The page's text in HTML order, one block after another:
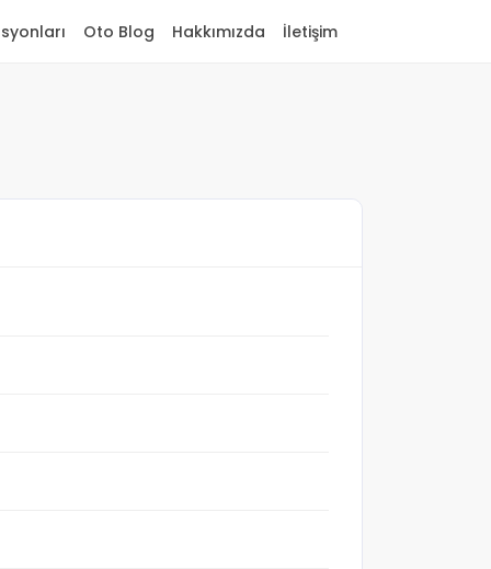
Oto Blog Hakkımızda İletişim